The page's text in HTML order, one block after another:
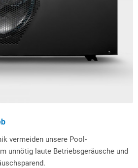
vermeiden unsere Pool-
unnötig laute Betriebsgeräusche und